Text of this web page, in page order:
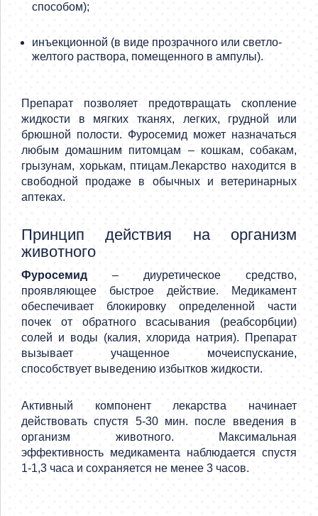
способом);
инъекционной (в виде прозрачного или светло-
желтого раствора, помещенного в ампулы).
Препарат позволяет предотвращать скопление
жидкости в мягких тканях, легких, грудной или
брюшной полости. Фуросемид может назначаться
любым домашним питомцам – кошкам, собакам,
грызунам, хорькам, птицам.Лекарство находится в
свободной продаже в обычных и ветеринарных
аптеках.
Принцип действия на организм
животного
Фуросемид – диуретическое средство,
проявляющее быстрое действие. Медикамент
обеспечивает блокировку определенной части
почек от обратного всасывания (реабсорбции)
солей и воды (калия, хлорида натрия). Препарат
вызывает учащенное мочеиспускание,
способствует выведению избытков жидкости.
Активный компонент лекарства начинает
действовать спустя 5-30 мин. после введения в
организм животного. Максимальная
эффективность медикамента наблюдается спустя
1-1,3 часа и сохраняется не менее 3 часов.